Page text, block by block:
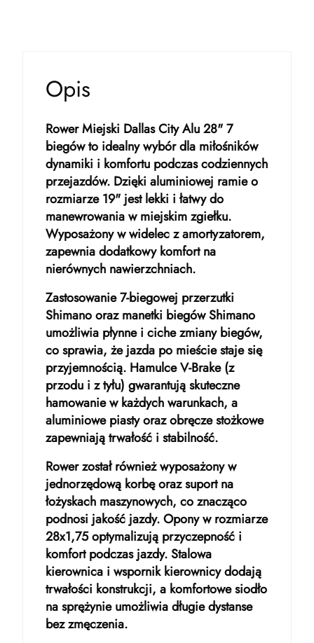
Opis
Rower Miejski Dallas City Alu 28" 7
biegów to idealny wybór dla miłośników
dynamiki i komfortu podczas codziennych
przejazdów. Dzięki aluminiowej ramie o
rozmiarze 19" jest lekki i łatwy do
manewrowania w miejskim zgiełku.
Wyposażony w widelec z amortyzatorem,
zapewnia dodatkowy komfort na
nierównych nawierzchniach.
Zastosowanie 7-biegowej przerzutki
Shimano oraz manetki biegów Shimano
umożliwia płynne i ciche zmiany biegów,
co sprawia, że jazda po mieście staje się
przyjemnością. Hamulce V-Brake (z
przodu i z tyłu) gwarantują skuteczne
hamowanie w każdych warunkach, a
aluminiowe piasty oraz obręcze stożkowe
zapewniają trwałość i stabilność.
Rower został również wyposażony w
jednorzędową korbę oraz suport na
łożyskach maszynowych, co znacząco
podnosi jakość jazdy. Opony w rozmiarze
28x1,75 optymalizują przyczepność i
komfort podczas jazdy. Stalowa
kierownica i wspornik kierownicy dodają
trwałości konstrukcji, a komfortowe siodło
na sprężynie umożliwia długie dystanse
bez zmęczenia.